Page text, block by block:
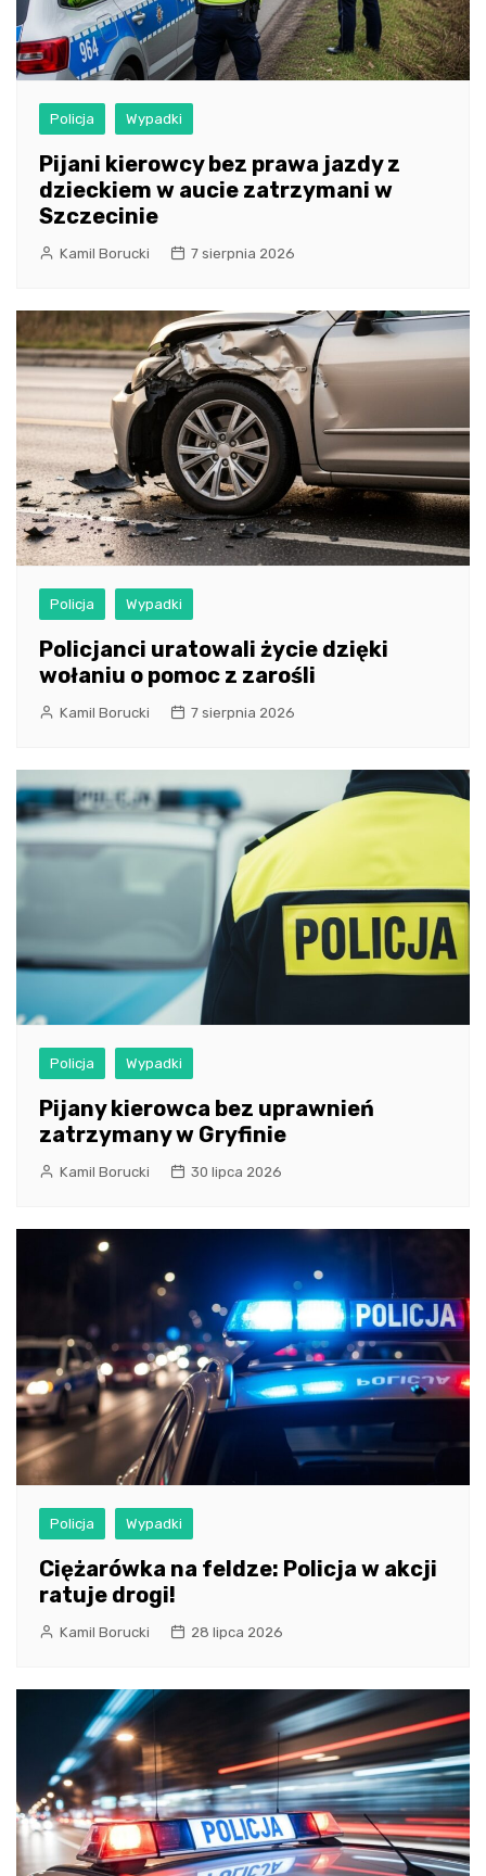
Policja Wypadki
Pijani kierowcy bez prawa jazdy z
dzieckiem w aucie zatrzymani w
Szczecinie
Kamil Borucki 7 sierpnia 2026
Policja Wypadki
Policjanci uratowali życie dzięki
wołaniu o pomoc z zarośli
Kamil Borucki 7 sierpnia 2026
Policja Wypadki
Pijany kierowca bez uprawnień
zatrzymany w Gryfinie
Kamil Borucki 30 lipca 2026
Policja Wypadki
Ciężarówka na feldze: Policja w akcji
ratuje drogi!
Kamil Borucki 28 lipca 2026